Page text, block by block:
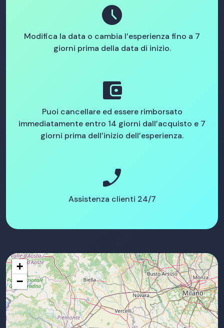
schedule
Modifica la data o cambia l’esperienza fino a 7
giorni prima della data di inizio.
account_balance_wallet
Puoi cancellare ed essere rimborsato
immediatamente entro 14 giorni dall’acquisto e 7
giorni prima dell’inizio dell’esperienza.
phone_enabled
Assistenza clienti 24/7
+
−